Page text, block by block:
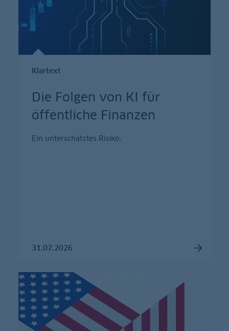
Klartext
Die Folgen von KI für
öffentliche Finanzen
Ein unterschätztes Risiko.
31.07.2026